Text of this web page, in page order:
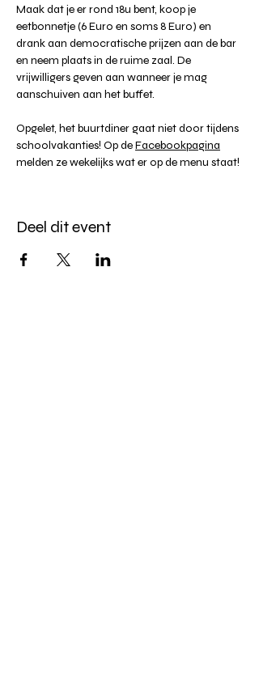
Maak dat je er rond 18u bent, koop je
eetbonnetje (6 Euro en soms 8 Euro) en
drank aan democratische prijzen aan de bar
en neem plaats in de ruime zaal. De
vrijwilligers geven aan wanneer je mag
aanschuiven aan het buffet.
Opgelet, het buurtdiner gaat niet door tijdens
schoolvakanties! Op de Facebookpagina
melden ze wekelijks wat er op de menu staat!
Deel dit event